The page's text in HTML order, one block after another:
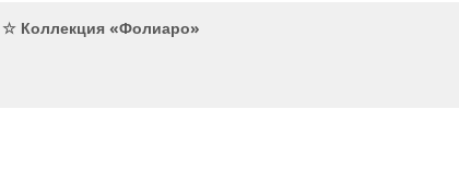
☆ Коллекция «Фолиаро»